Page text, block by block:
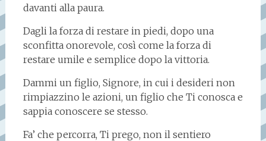
davanti alla paura.
Dagli la forza di restare in piedi, dopo una
sconfitta onorevole, così come la forza di
restare umile e semplice dopo la vittoria.
Dammi un figlio, Signore, in cui i desideri non
rimpiazzino le azioni, un figlio che Ti conosca e
sappia conoscere se stesso.
Fa’ che percorra, Ti prego, non il sentiero